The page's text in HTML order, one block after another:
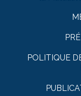
POLITIQUE